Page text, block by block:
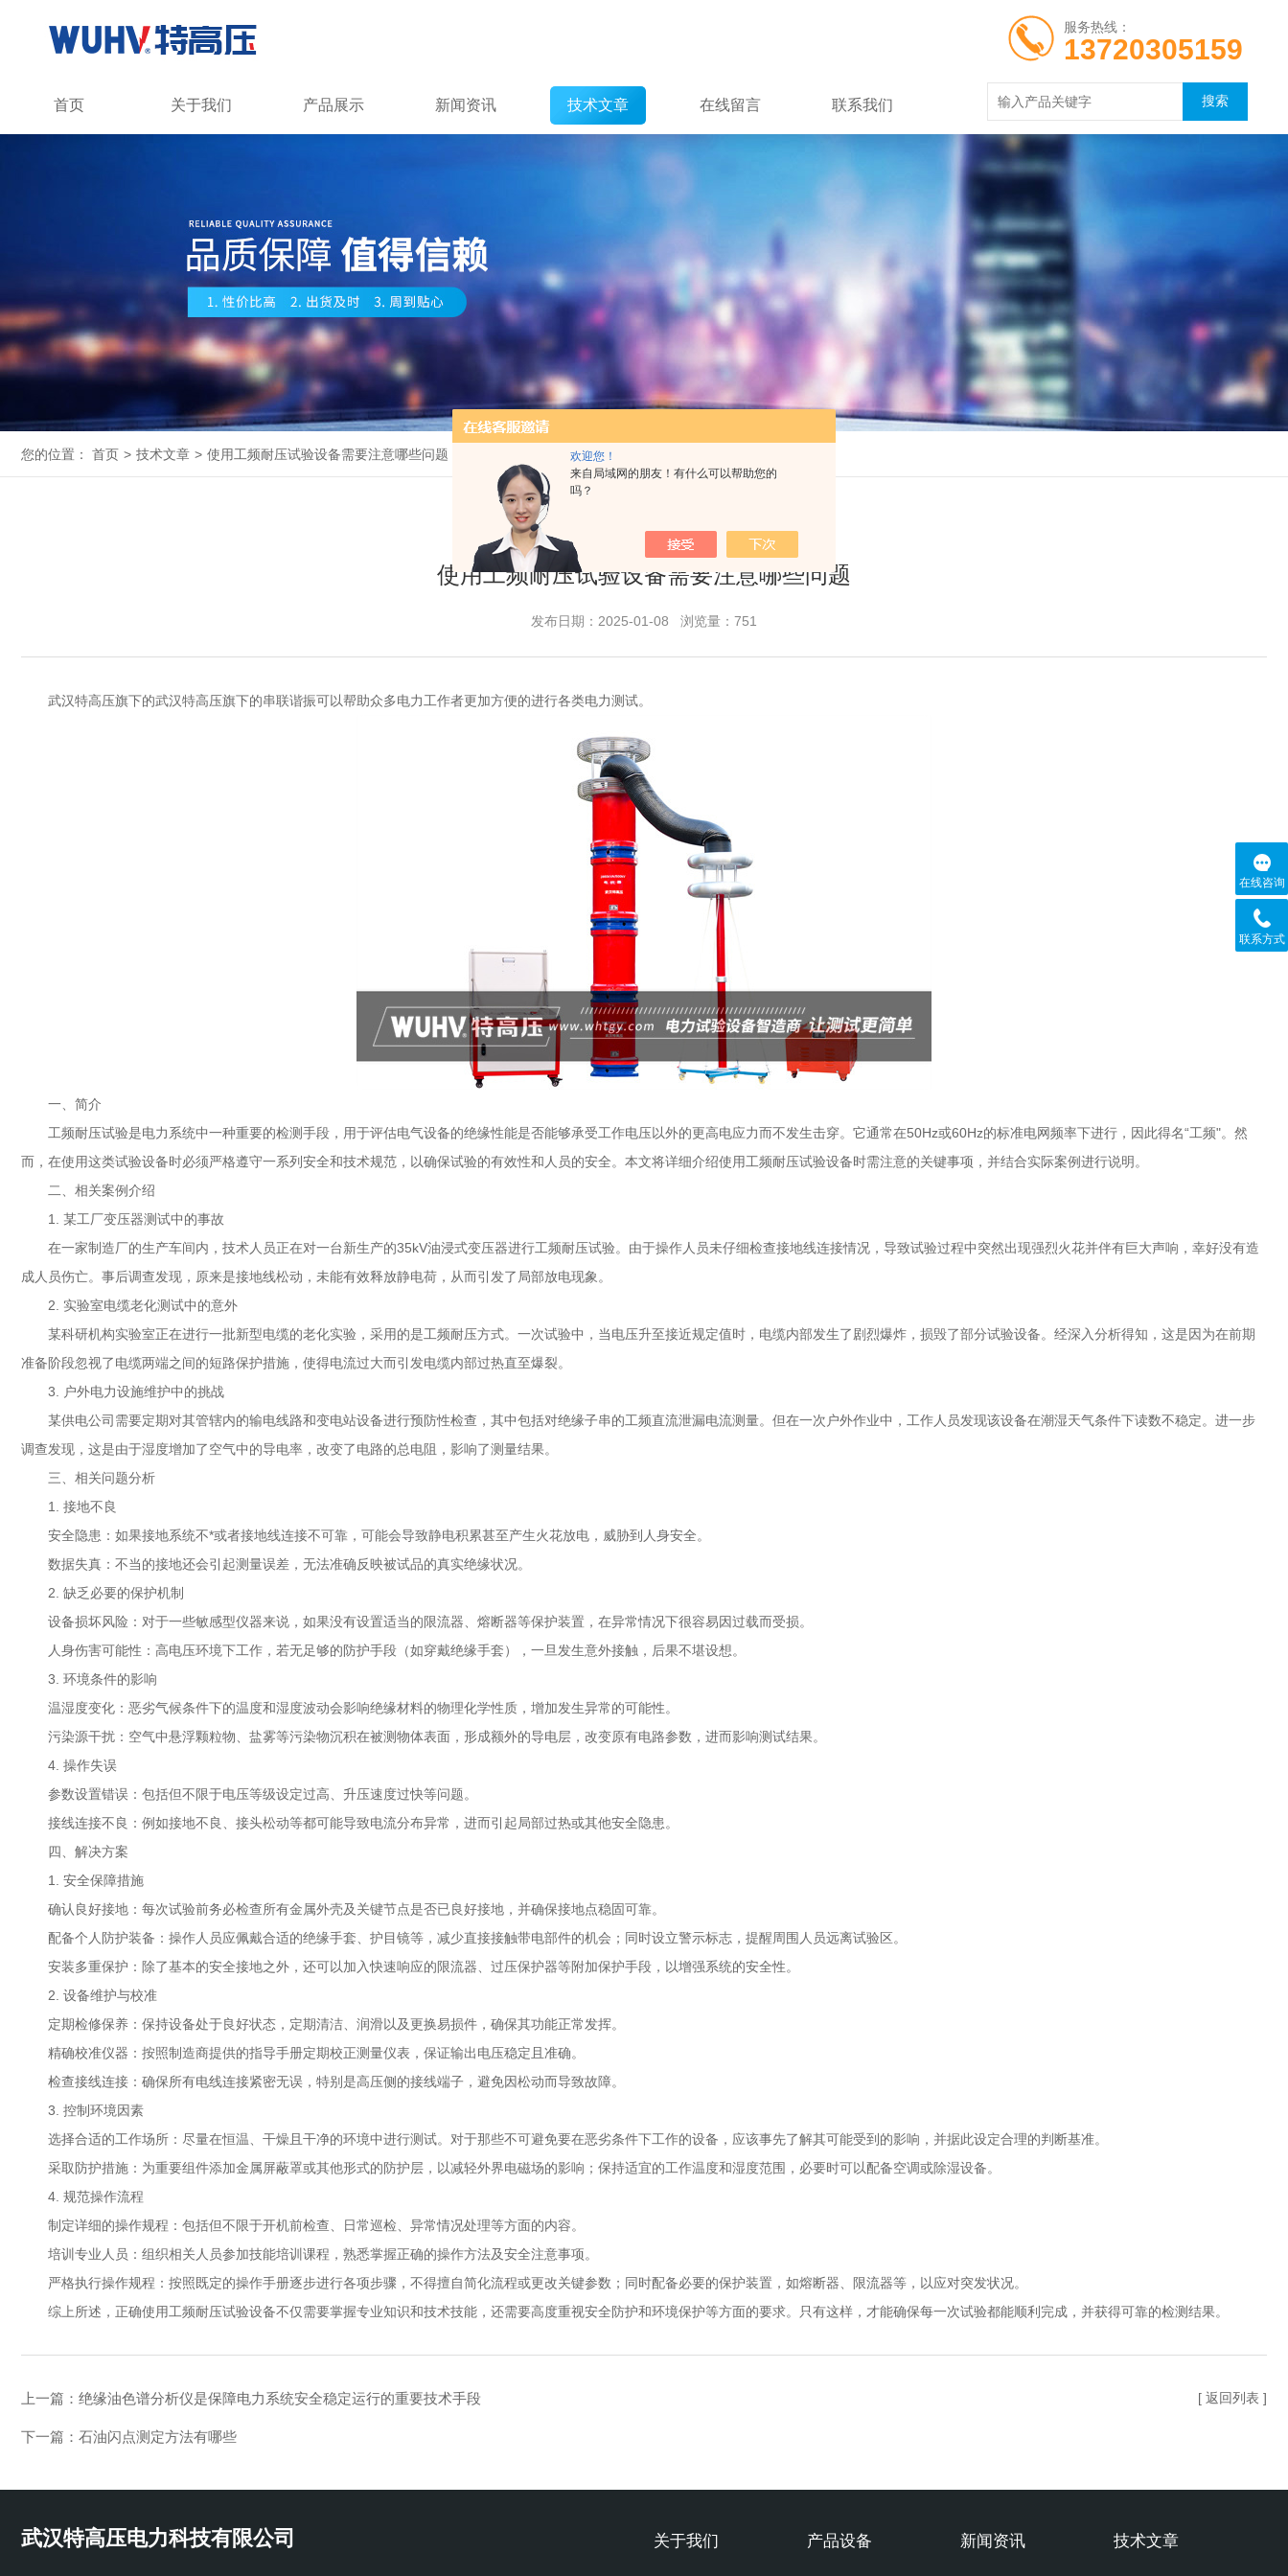
欢迎您！
来自局域网的朋友！有什么可以帮助您的
吗？
服务热线：
13720305159
首页 关于我们 产品展示 新闻资讯 技术文章 在线留言 联系我们
您的位置： 首页 > 技术文章 > 使用工频耐压试验设备需要注意哪些问题
使用工频耐压试验设备需要注意哪些问题
发布日期：2025-01-08 浏览量：751
武汉特高压旗下的武汉特高压旗下的串联谐振可以帮助众多电力工作者更加方便的进行各类电力测试。
一、简介
工频耐压试验是电力系统中一种重要的检测手段，用于评估电气设备的绝缘性能是否能够承受工作电压以外的更高电应力而不发生击穿。它通常在50Hz或60Hz的标准电网频率下进行，因此得名“工频"。然
而，在使用这类试验设备时必须严格遵守一系列安全和技术规范，以确保试验的有效性和人员的安全。本文将详细介绍使用工频耐压试验设备时需注意的关键事项，并结合实际案例进行说明。
二、相关案例介绍
1. 某工厂变压器测试中的事故
在一家制造厂的生产车间内，技术人员正在对一台新生产的35kV油浸式变压器进行工频耐压试验。由于操作人员未仔细检查接地线连接情况，导致试验过程中突然出现强烈火花并伴有巨大声响，幸好没有造
成人员伤亡。事后调查发现，原来是接地线松动，未能有效释放静电荷，从而引发了局部放电现象。
2. 实验室电缆老化测试中的意外
某科研机构实验室正在进行一批新型电缆的老化实验，采用的是工频耐压方式。一次试验中，当电压升至接近规定值时，电缆内部发生了剧烈爆炸，损毁了部分试验设备。经深入分析得知，这是因为在前期
准备阶段忽视了电缆两端之间的短路保护措施，使得电流过大而引发电缆内部过热直至爆裂。
3. 户外电力设施维护中的挑战
某供电公司需要定期对其管辖内的输电线路和变电站设备进行预防性检查，其中包括对绝缘子串的工频直流泄漏电流测量。但在一次户外作业中，工作人员发现该设备在潮湿天气条件下读数不稳定。进一步
调查发现，这是由于湿度增加了空气中的导电率，改变了电路的总电阻，影响了测量结果。
三、相关问题分析
1. 接地不良
安全隐患：如果接地系统不*或者接地线连接不可靠，可能会导致静电积累甚至产生火花放电，威胁到人身安全。
数据失真：不当的接地还会引起测量误差，无法准确反映被试品的真实绝缘状况。
2. 缺乏必要的保护机制
设备损坏风险：对于一些敏感型仪器来说，如果没有设置适当的限流器、熔断器等保护装置，在异常情况下很容易因过载而受损。
人身伤害可能性：高电压环境下工作，若无足够的防护手段（如穿戴绝缘手套），一旦发生意外接触，后果不堪设想。
3. 环境条件的影响
温湿度变化：恶劣气候条件下的温度和湿度波动会影响绝缘材料的物理化学性质，增加发生异常的可能性。
污染源干扰：空气中悬浮颗粒物、盐雾等污染物沉积在被测物体表面，形成额外的导电层，改变原有电路参数，进而影响测试结果。
4. 操作失误
参数设置错误：包括但不限于电压等级设定过高、升压速度过快等问题。
接线连接不良：例如接地不良、接头松动等都可能导致电流分布异常，进而引起局部过热或其他安全隐患。
四、解决方案
1. 安全保障措施
确认良好接地：每次试验前务必检查所有金属外壳及关键节点是否已良好接地，并确保接地点稳固可靠。
配备个人防护装备：操作人员应佩戴合适的绝缘手套、护目镜等，减少直接接触带电部件的机会；同时设立警示标志，提醒周围人员远离试验区。
安装多重保护：除了基本的安全接地之外，还可以加入快速响应的限流器、过压保护器等附加保护手段，以增强系统的安全性。
2. 设备维护与校准
定期检修保养：保持设备处于良好状态，定期清洁、润滑以及更换易损件，确保其功能正常发挥。
精确校准仪器：按照制造商提供的指导手册定期校正测量仪表，保证输出电压稳定且准确。
检查接线连接：确保所有电线连接紧密无误，特别是高压侧的接线端子，避免因松动而导致故障。
3. 控制环境因素
选择合适的工作场所：尽量在恒温、干燥且干净的环境中进行测试。对于那些不可避免要在恶劣条件下工作的设备，应该事先了解其可能受到的影响，并据此设定合理的判断基准。
采取防护措施：为重要组件添加金属屏蔽罩或其他形式的防护层，以减轻外界电磁场的影响；保持适宜的工作温度和湿度范围，必要时可以配备空调或除湿设备。
4. 规范操作流程
制定详细的操作规程：包括但不限于开机前检查、日常巡检、异常情况处理等方面的内容。
培训专业人员：组织相关人员参加技能培训课程，熟悉掌握正确的操作方法及安全注意事项。
严格执行操作规程：按照既定的操作手册逐步进行各项步骤，不得擅自简化流程或更改关键参数；同时配备必要的保护装置，如熔断器、限流器等，以应对突发状况。
综上所述，正确使用工频耐压试验设备不仅需要掌握专业知识和技术技能，还需要高度重视安全防护和环境保护等方面的要求。只有这样，才能确保每一次试验都能顺利完成，并获得可靠的检测结果。
上一篇： 绝缘油色谱分析仪是保障电力系统安全稳定运行的重要技术手段
下一篇： 石油闪点测定方法有哪些
[ 返回列表 ]
武汉特高压电力科技有限公司 关于我们 产品设备 新闻资讯 技术文章
在线咨询
联系方式